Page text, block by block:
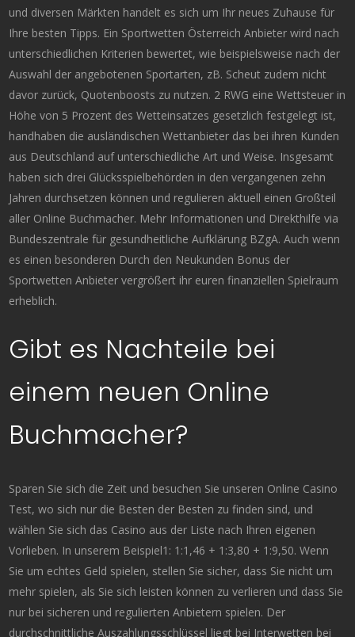
und diversen Märkten handelt es sich um Ihr neues Zuhause für
Ihre besten Tipps. Ein Sportwetten Österreich Anbieter wird nach
unterschiedlichen Kriterien bewertet, wie beispielsweise nach der
Auswahl der angebotenen Sportarten, zB. Scheut zudem nicht
davor zurück, Quotenboosts zu nutzen. 2 RWG eine Wettsteuer in
Höhe von 5 Prozent des Wetteinsatzes gesetzlich festgelegt ist,
handhaben die ausländischen Wettanbieter das bei ihren Kunden
aus Deutschland auf unterschiedliche Art und Weise. Insgesamt
haben sich drei Glücksspielbehörden in den vergangenen zehn
Jahren durchsetzen können und regulieren aktuell einen Großteil
aller Online Buchmacher. Mehr Informationen und Direkthilfe via
Bundeszentrale für gesundheitliche Aufklärung BZgA. Auch wenn
es einen besonderen Durch den Neukunden Bonus der
Sportwetten Anbieter vergrößert ihr euren finanziellen Spielraum
erheblich.
Gibt es Nachteile bei
einem neuen Online
Buchmacher?
Sparen Sie sich die Zeit und besuchen Sie unseren Online Casino
Test, wo sich nur die Besten der Besten zu finden sind, und
wählen Sie sich das Casino aus der Liste nach Ihren eigenen
Vorlieben. In unserem Beispiel1: 1:1,46 + 1:3,80 + 1:9,50. Wenn
Sie um echtes Geld spielen, stellen Sie sicher, dass Sie nicht um
mehr spielen, als Sie sich leisten können zu verlieren und dass Sie
nur bei sicheren und regulierten Anbietern spielen. Der
durchschnittliche Auszahlungsschlüssel liegt bei Interwetten bei